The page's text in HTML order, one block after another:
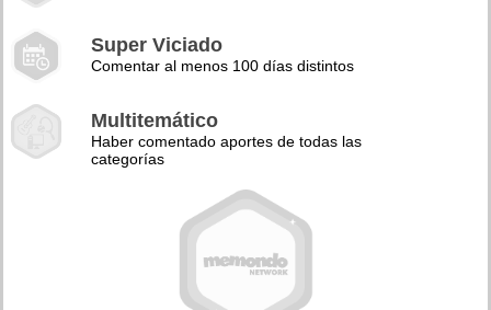
Super Viciado
Comentar al menos 100 días distintos
Multitemático
Haber comentado aportes de todas las
categorías